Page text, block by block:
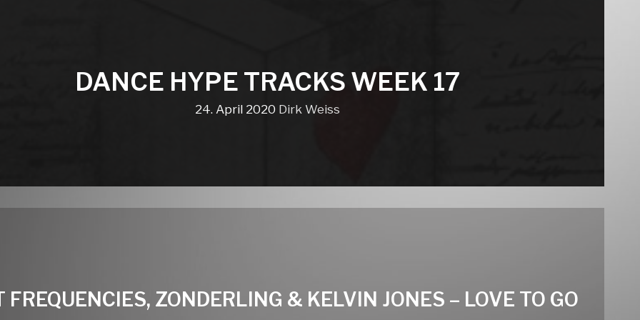
DANCE HYPE TRACKS WEEK 17
24. April 2020 Dirk Weiss
FREQUENCIES, ZONDERLING & KELVIN JONES – LOVE TO GO